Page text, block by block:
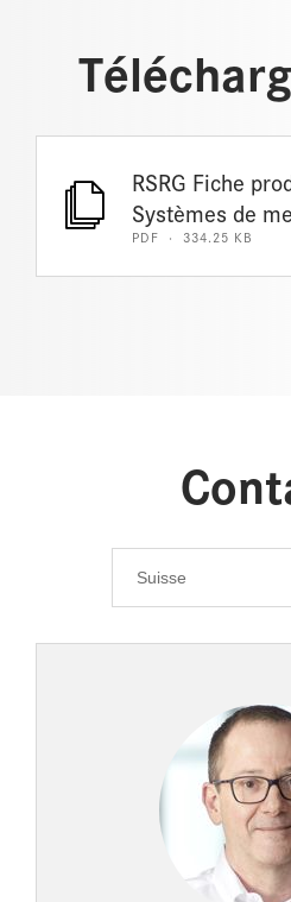
RSRG Fiche
Systèmes de
PDF · 334.25 KB